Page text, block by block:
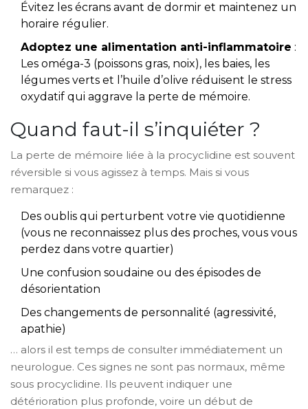
Évitez les écrans avant de dormir et maintenez un
horaire régulier.
Adoptez une alimentation anti-inflammatoire :
Les oméga-3 (poissons gras, noix), les baies, les
légumes verts et l’huile d’olive réduisent le stress
oxydatif qui aggrave la perte de mémoire.
Quand faut-il s’inquiéter ?
La perte de mémoire liée à la procyclidine est souvent
réversible si vous agissez à temps. Mais si vous
remarquez :
Des oublis qui perturbent votre vie quotidienne
(vous ne reconnaissez plus des proches, vous vous
perdez dans votre quartier)
Une confusion soudaine ou des épisodes de
désorientation
Des changements de personnalité (agressivité,
apathie)
… alors il est temps de consulter immédiatement un
neurologue. Ces signes ne sont pas normaux, même
sous procyclidine. Ils peuvent indiquer une
détérioration plus profonde, voire un début de